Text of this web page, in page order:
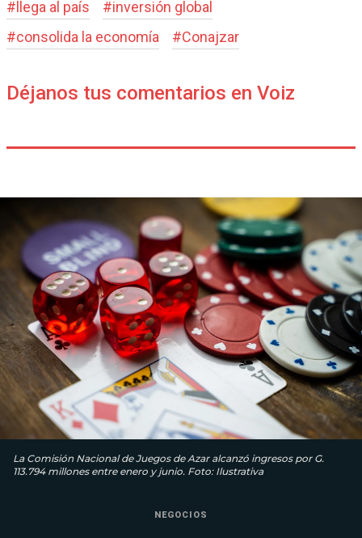
# llega al país #inversión global
#consolida la economía #Conajzar
Déjanos tus comentarios en Voiz
La Comisión Nacional de Juegos de Azar alcanzó ingresos por G.
113.794 millones entre enero y junio. Foto: Ilustrativa
NEGOCIOS